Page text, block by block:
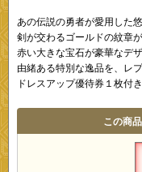
あの伝説の勇者が愛用した
剣が交わるゴールドの紋章
赤い大きな宝石が豪華なデザ
由緒ある特別な逸品を、レ
ドレスアップ優待券１枚付き
この商